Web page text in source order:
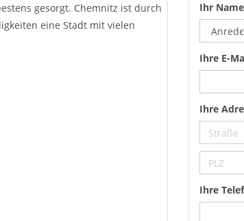
gesorgt. Chemnitz ist durch
eine Stadt mit vielen
Ihr
Ihre E-
Ihre
Ihre